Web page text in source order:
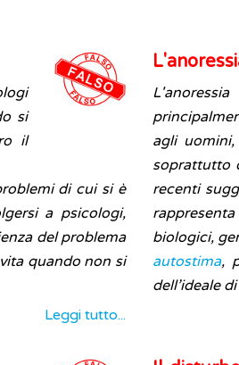
si
il
di cui si è
a psicologi,
del problema
quando non si
Leggi tutto...
agli
soprattutto
recenti
biologici,
autostima,
dell’ideale